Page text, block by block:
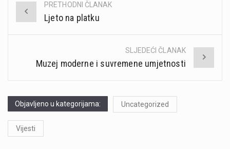
Post
navigation
PRETHODNI ČLANAK
Ljeto na platku
SLJEDEĆI ČLANAK
Muzej moderne i suvremene umjetnosti
Objavljeno u kategorijama: Uncategorized
Vijesti